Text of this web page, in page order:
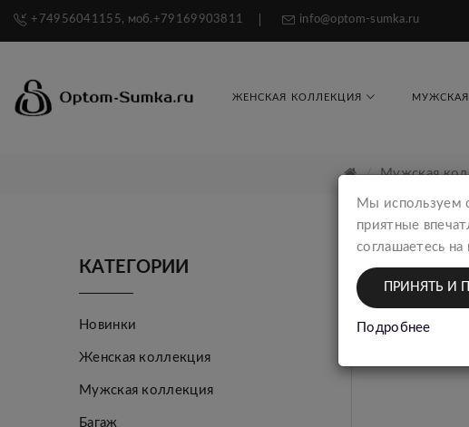
+74956041155, моб.+79169903811 info@optom-sumka.ru
ЖЕНСКАЯ КОЛЛЕКЦИЯ
Мужская
КАТЕГОРИИ
Новинки
Женская коллекция
Мужская коллекция
Багаж
Мы используем
приятные
соглашаетесь
ПРИНЯТЬ И
Подробнее